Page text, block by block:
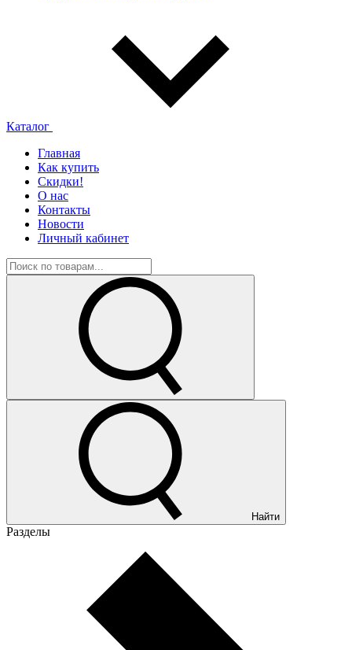
Каталог
Главная
Как купить
Скидки!
О нас
Контакты
Новости
Личный кабинет
Найти
Разделы